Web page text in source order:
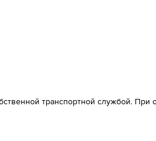
транспортной службой.